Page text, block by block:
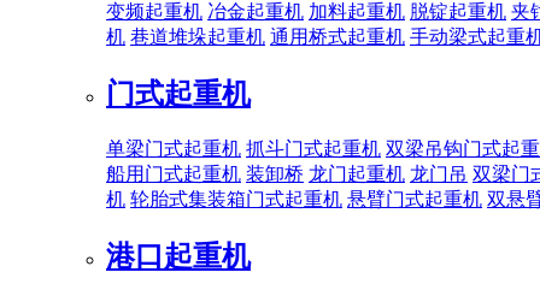
变频起重机 冶金起重机 加料起重机 脱锭起重机 夹
机 巷道堆垛起重机 通用桥式起重机 手动梁式起重
门式起重机
单梁门式起重机 抓斗门式起重机 双梁吊钩门式起
船用门式起重机 装卸桥 龙门起重机 龙门吊 双梁门
机 轮胎式集装箱门式起重机 悬臂门式起重机 双悬
港口起重机